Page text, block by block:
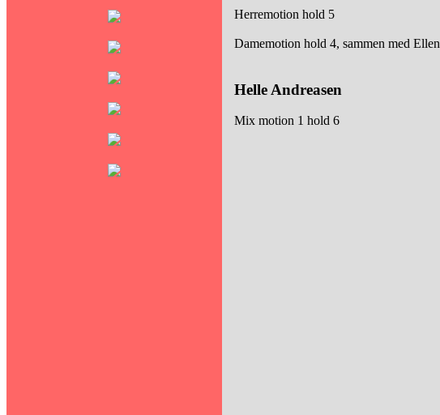
Herremotion hold 5
Damemotion hold 4, sammen med Ellen
Helle Andreasen
Mix motion 1 hold 6